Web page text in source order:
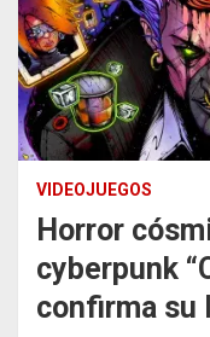
VIDEOJUEGOS
Horror
cyberpunk
confirma su